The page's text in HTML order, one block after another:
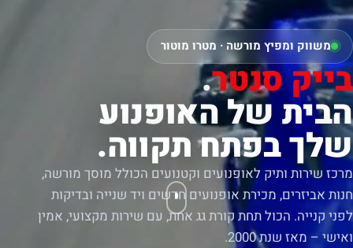
משווק ומפיץ מורשה · מטרו מוטור
בייק סנטר.
הבית של האופנוע
שלך בפתח תקווה.
מרכז שירות ותיק לאופנועים וקטנועים הכולל מוסך מורשה,
חנות אביזרים, מכירת אופנועים חדשים ויד שנייה ובדיקות
לפני קנייה. הכול תחת קורת גג אחת, עם שירות מקצועי, אמין
ואישי – מאז שנת 2000.